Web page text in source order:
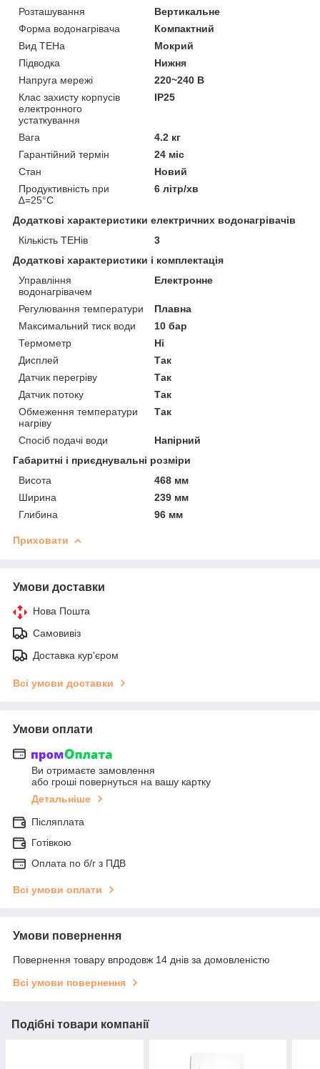
Розташування
Вертикальне
Форма водонагрівача
Компактний
Вид ТЕНа
Мокрий
Підводка
Нижня
Напруга мережі
220~240 В
Клас захисту корпусів
електронного
устаткування
IP25
Вага
4.2 кг
Гарантійний термін
24 міс
Стан
Новий
Продуктивність при
∆=25°С
6 літр/хв
Додаткові характеристики електричних водонагрівачів
Кількість ТЕНів
3
Додаткові характеристики і комплектація
Управління
водонагрівачем
Електронне
Регулювання температури
Плавна
Максимальний тиск води
10 бар
Термометр
Ні
Дисплей
Так
Датчик перегріву
Так
Датчик потоку
Так
Обмеження температури
нагріву
Так
Спосіб подачі води
Напірний
Габаритні і приєднувальні розміри
Висота
468 мм
Ширина
239 мм
Глибина
96 мм
Приховати
Умови доставки
Нова Пошта
Самовивіз
Доставка кур'єром
Всі умови доставки
Умови оплати
Ви отримаєте замовлення
або гроші повернуться на вашу картку
Детальніше
Післяплата
Готівкою
Оплата по б/г з ПДВ
Всі умови оплати
Умови повернення
Повернення товару впродовж 14 днів за домовленістю
Всі умови повернення
Подібні товари компанії